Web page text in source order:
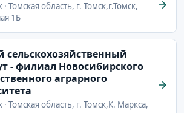
· Томская область, г. Томск,г.Томск,
1Б
сельскохозяйственный
- филиал Новосибирского
аграрного
· Томская область, г. Томск,К. Маркса,